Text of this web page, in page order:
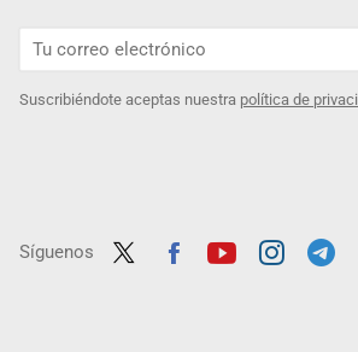
Suscribiéndote aceptas nuestra política de
Síguenos